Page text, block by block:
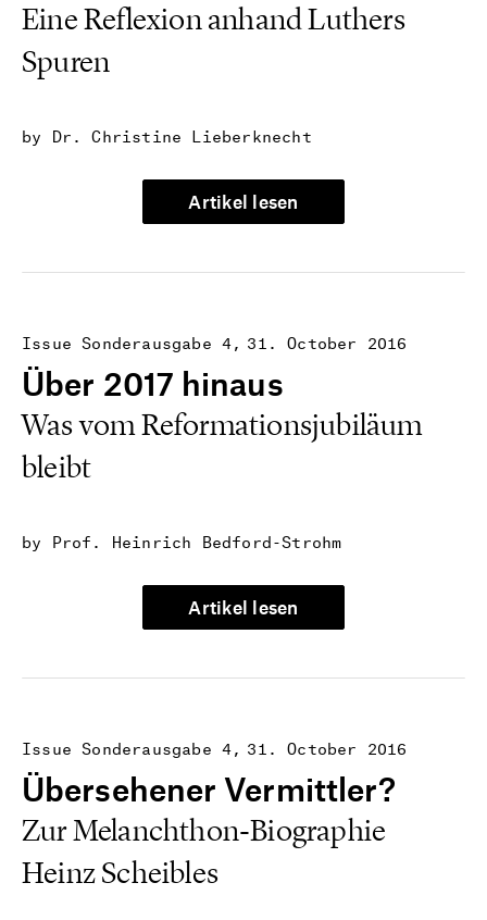
Eine Reflexion anhand Luthers
Spuren
by Dr. Christine Lieberknecht
Artikel lesen
31. October 2016
Issue Sonderausgabe 4
Über 2017 hinaus
Was vom Reformationsjubiläum
bleibt
by Prof. Heinrich Bedford-Strohm
Artikel lesen
31. October 2016
Issue Sonderausgabe 4
Übersehener Vermittler?
Zur Melanchthon-Biographie
Heinz Scheibles